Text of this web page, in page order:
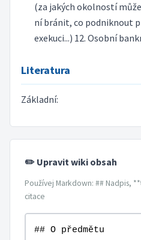
(za jakých okolností
ní bránit, co podniknout
exekuci...) 12. Osobní
Literatura
Základní:
✏️ Upravit wiki obsah
Používej Markdown: ## Nadpis,
citace